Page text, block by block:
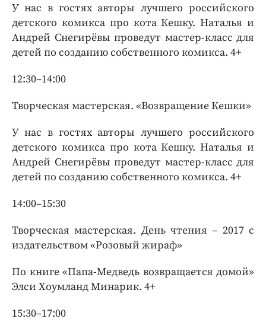
У нас в гостях авторы лучшего российского
детского комикса про кота Кешку. Наталья и
Андрей Снегирёвы проведут мастер-класс для
детей по созданию собственного комикса. 4+
12:30–14:00
Творческая мастерская. «Возвращение Кешки»
У нас в гостях авторы лучшего российского
детского комикса про кота Кешку. Наталья и
Андрей Снегирёвы проведут мастер-класс для
детей по созданию собственного комикса. 4+
14:00–15:30
Творческая мастерская. День чтения – 2017 с
издательством «Розовый жираф»
По книге «Папа-Медведь возвращается домой»
Элси Хоумланд Минарик. 4+
15:30–17:00